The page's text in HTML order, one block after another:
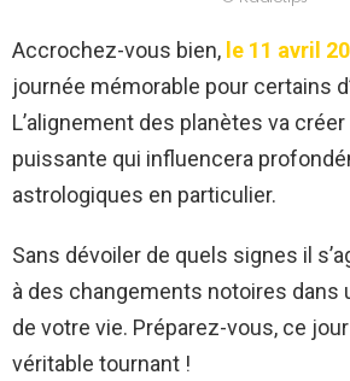
Accrochez-vous bien, le 11 avril
journée mémorable pour certains
L’alignement des planètes va
puissante qui influencera
astrologiques en particulier.
Sans dévoiler de quels signes il
à des changements notoires dans
de votre vie. Préparez-vous, ce
véritable tournant !